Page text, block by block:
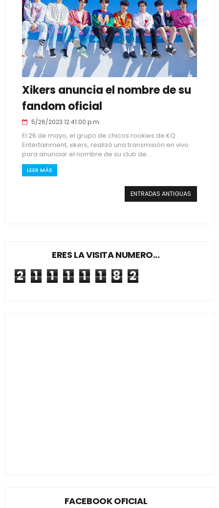
Xikers anuncia el nombre de su
fandom oficial
5/26/2023 12:41:00 p.m.
El 26 de mayo, el grupo de chicos rookies de KQ
Entertainment, xikers, realizó una transmisión en vivo
para anunciar el nombre de su club de...
LEER MÁS
ENTRADAS ANTIGUAS
ERES LA VISITA NUMERO...
2 1 1 1 1 1 8 2
FACEBOOK OFICIAL